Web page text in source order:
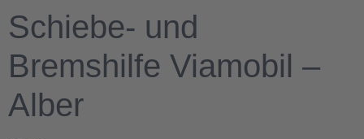
Schiebe- und
Bremshilfe Viamobil –
Alber